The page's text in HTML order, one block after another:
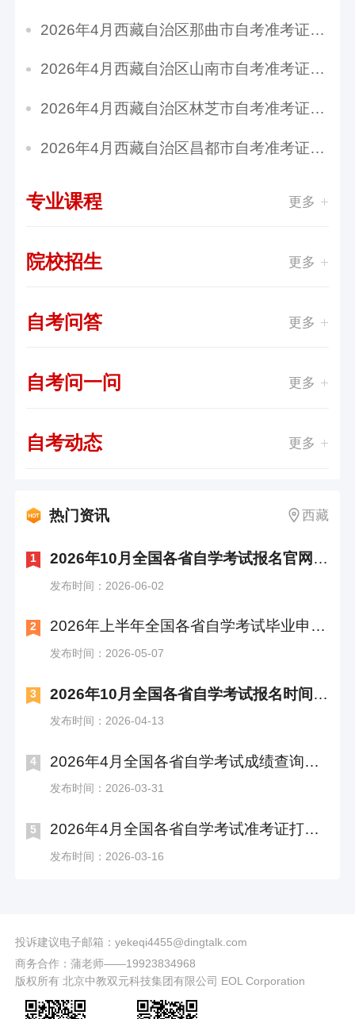
2026年4月西藏自治区那曲市自考准考证打印时间...
2026年4月西藏自治区山南市自考准考证打印时间...
2026年4月西藏自治区林芝市自考准考证打印时间...
2026年4月西藏自治区昌都市自考准考证打印时间...
专业课程 更多
院校招生 更多
自考问答 更多
自考问一问 更多
自考动态 更多
热门资讯 西藏
1 2026年10月全国各省自学考试报名官网入口汇总
发布时间：2026-06-02
2 2026年上半年全国各省自学考试毕业申请时间及入口汇总
发布时间：2026-05-07
3 2026年10月全国各省自学考试报名时间及入口汇总
发布时间：2026-04-13
4 2026年4月全国各省自学考试成绩查询时间及入口汇总
发布时间：2026-03-31
5 2026年4月全国各省自学考试准考证打印时间及入口汇总
发布时间：2026-03-16
投诉建议电子邮箱：yekeqi4455@dingtalk.com
商务合作：蒲老师——19923834968
版权所有 北京中教双元科技集团有限公司 EOL Corporation